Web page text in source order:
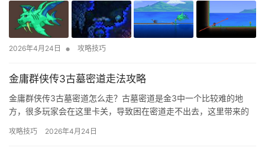
2026年4月24日 • 攻略技巧
金庸群侠传3古墓密道走法攻略
金庸群侠传3古墓密道怎么走？古墓密道是金3中一个比较难的地
方，很多玩家会在这里卡关，导致困在密道走不出去，这里带来的
档。 李莫愁来之后，战败逃出古墓时发现了出古墓的走法。 剧情开
攻略技巧 2026年4月24日